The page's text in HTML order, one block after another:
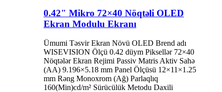
0.42" Mikro 72×40 Nöqtəli OLED
Ekran Modulu Ekranı
Ümumi Təsvir Ekran Növü OLED Brend adı
WISEVISION Ölçü 0.42 düym Piksellər 72×40
Nöqtələr Ekran Rejimi Passiv Matris Aktiv Sahə
(AA) 9.196×5.18 mm Panel Ölçüsü 12×11×1.25
mm Rəng Monoxrom (Ağ) Parlaqlıq
160(Min)cd/m² Sürücülük Metodu Daxili